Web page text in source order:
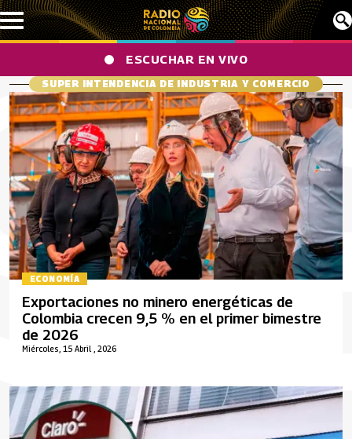
Pasar al contenido principal
ESCUCHAR EN VIVO
SUPER INTENDENCIA DE INDUSTRIA Y COMERCIO
ECONOMÍA
Miércoles, 15 Abril , 2026
Exportaciones no minero energéticas de
Colombia crecen 9,5 % en el primer bimestre
de 2026